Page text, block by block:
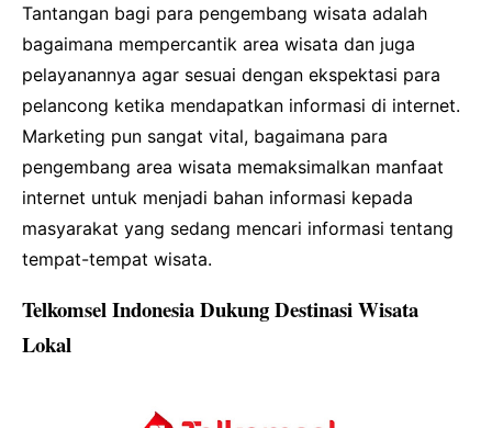
Tantangan bagi para pengembang wisata adalah
bagaimana mempercantik area wisata dan juga
pelayanannya agar sesuai dengan ekspektasi para
pelancong ketika mendapatkan informasi di internet.
Marketing pun sangat vital, bagaimana para
pengembang area wisata memaksimalkan manfaat
internet untuk menjadi bahan informasi kepada
masyarakat yang sedang mencari informasi tentang
tempat-tempat wisata.
Telkomsel Indonesia Dukung Destinasi Wisata
Lokal